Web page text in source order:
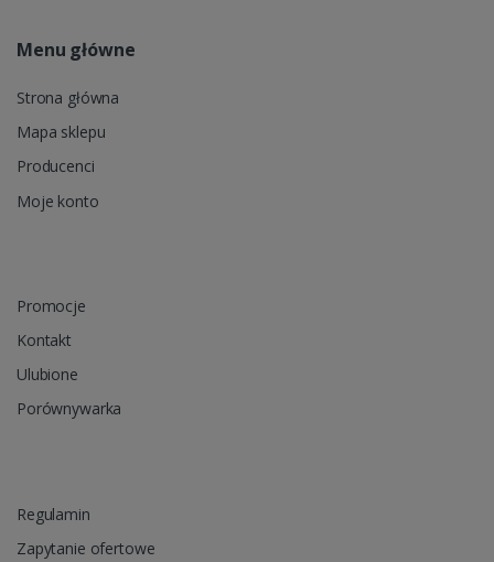
Menu główne
Strona główna
Mapa sklepu
Producenci
Moje konto
Promocje
Kontakt
Ulubione
Porównywarka
Regulamin
Zapytanie ofertowe